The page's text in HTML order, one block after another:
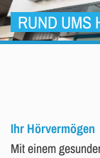
RUND UMS
Ihr Hörvermögen
Mit einem